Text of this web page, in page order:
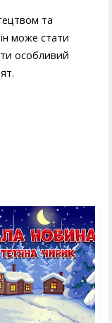
та
може стати
особливий